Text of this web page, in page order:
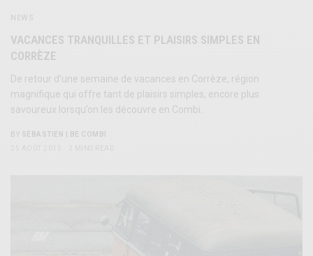
NEWS
VACANCES TRANQUILLES ET PLAISIRS SIMPLES EN
CORRÈZE
De retour d’une semaine de vacances en Corrèze, région
magnifique qui offre tant de plaisirs simples, encore plus
savoureux lorsqu’on les découvre en Combi.
BY SÉBASTIEN | BE COMBI